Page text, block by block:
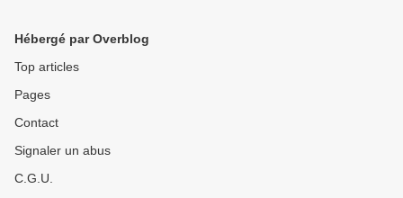
Hébergé par Overblog
Top articles
Pages
Contact
Signaler un abus
C.G.U.